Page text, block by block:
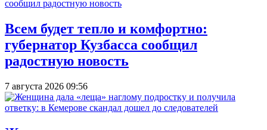
Всем будет тепло и комфортно:
губернатор Кузбасса сообщил
радостную новость
7 августа 2026 09:56